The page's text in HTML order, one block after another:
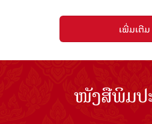
ເພີ່ມເຕີມ
ໜັງສືພິມປ